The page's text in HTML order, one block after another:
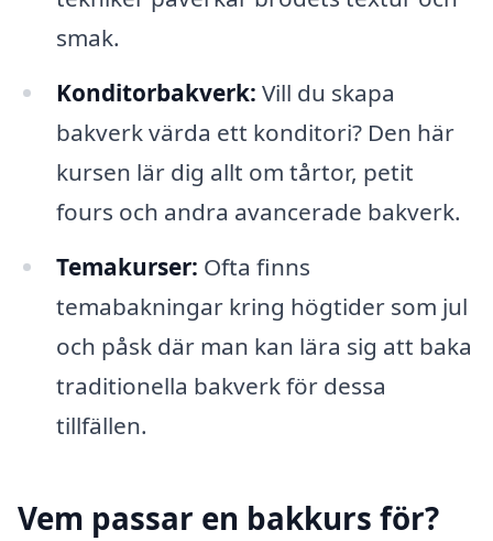
smak.
Konditorbakverk: Vill du skapa
bakverk värda ett konditori? Den här
kursen lär dig allt om tårtor, petit
fours och andra avancerade bakverk.
Temakurser: Ofta finns
temabakningar kring högtider som jul
och påsk där man kan lära sig att baka
traditionella bakverk för dessa
tillfällen.
Vem passar en bakkurs för?